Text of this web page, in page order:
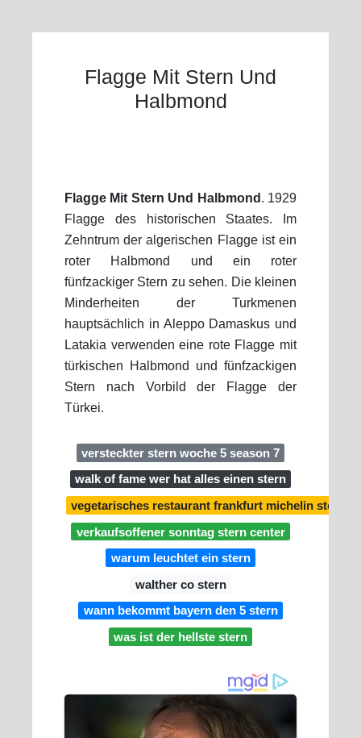
Flagge Mit Stern Und
Halbmond
Flagge Mit Stern Und Halbmond . 1929
Flagge des historischen Staates. Im
Zehntrum der algerischen Flagge ist ein
roter Halbmond und ein roter
fünfzackiger Stern zu sehen. Die kleinen
Minderheiten der Turkmenen
hauptsächlich in Aleppo Damaskus und
Latakia verwenden eine rote Flagge mit
türkischen Halbmond und fünfzackigen
Stern nach Vorbild der Flagge der
Türkei.
versteckter stern woche 5 season 7
walk of fame wer hat alles einen stern
vegetarisches restaurant frankfurt michelin stern
verkaufsoffener sonntag stern center
warum leuchtet ein stern
walther co stern
wann bekommt bayern den 5 stern
was ist der hellste stern